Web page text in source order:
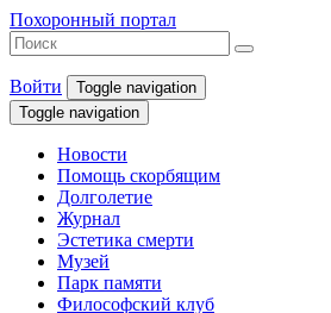
Похоронный портал
Войти
Toggle navigation
Toggle navigation
Новости
Помощь скорбящим
Долголетие
Журнал
Эстетика смерти
Музей
Парк памяти
Философский клуб